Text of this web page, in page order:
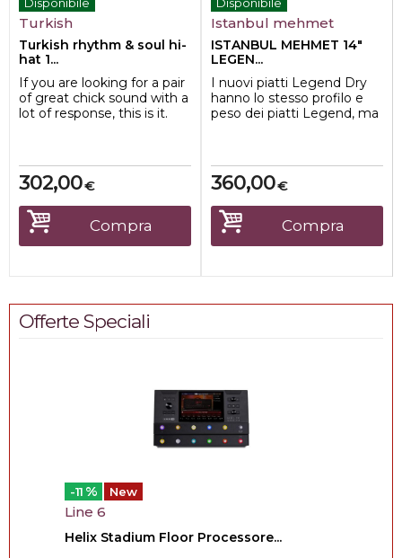
Turkish
Turkish rhythm & soul hi-
hat 1...
If you are looking for a pair
of great chick sound with a
lot of response, this is it.
€
302,00
Compra
Istanbul mehmet
ISTANBUL MEHMET 14"
LEGEN...
I nuovi piatti Legend Dry
hanno lo stesso profilo e
peso dei piatti Legend, ma
€
360,00
Compra
Offerte Speciali
-11 % New
Line 6
Helix Stadium Floor Processore...